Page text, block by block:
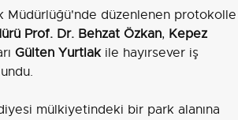
Müdürlüğü'nde düzenlenen protokolle
Prof. Dr. Behzat Özkan, Kepez
Gülten Yurtlakile hayırsever iş
mülkiyetindeki bir park alanına